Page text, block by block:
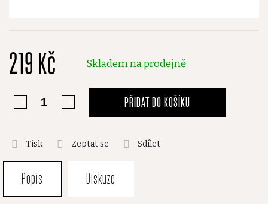
219 Kč Skladem na prodejně
PŘIDAT DO KOŠÍKU
Tisk Zeptat se Sdílet
Popis Diskuze